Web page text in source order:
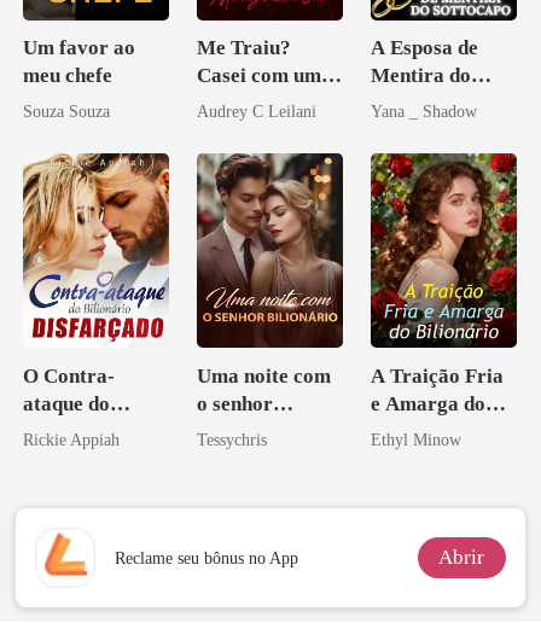
Um favor ao
meu chefe
Souza Souza
Me Traiu?
Casei com um
Magnata
Audrey C Leilani
A Esposa de
Mentira do
Sottocapo
Yana _ Shadow
O Contra-
ataque do
Bilionário
Rickie Appiah
Uma noite com
o senhor
Bilionário
Tessychris
A Traição Fria
e Amarga do
Bilionário
Ethyl Minow
Reclame seu bônus no App Abrir